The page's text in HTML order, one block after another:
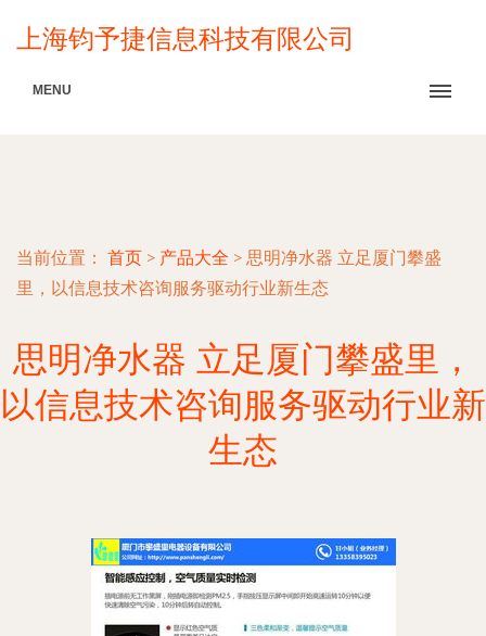
上海钧予捷信息科技有限公司
MENU
当前位置： 首页 > 产品大全 > 思明净水器 立足厦门攀盛
里，以信息技术咨询服务驱动行业新生态
思明净水器 立足厦门攀盛里，
以信息技术咨询服务驱动行业新
生态